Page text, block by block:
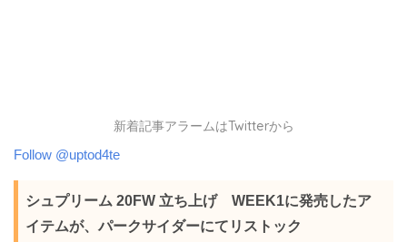
新着記事アラームはTwitterから
Follow @uptod4te
シュプリーム 20FW 立ち上げ WEEK1に発売したア
イテムが、パークサイダーにてリストック